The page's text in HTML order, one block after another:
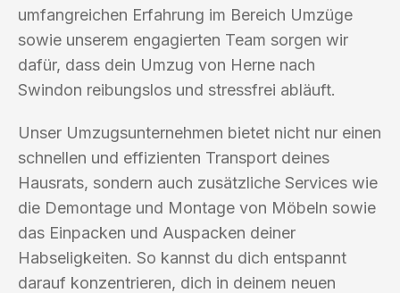
umfangreichen Erfahrung im Bereich Umzüge
sowie unserem engagierten Team sorgen wir
dafür, dass dein Umzug von Herne nach
Swindon reibungslos und stressfrei abläuft.
Unser Umzugsunternehmen bietet nicht nur einen
schnellen und effizienten Transport deines
Hausrats, sondern auch zusätzliche Services wie
die Demontage und Montage von Möbeln sowie
das Einpacken und Auspacken deiner
Habseligkeiten. So kannst du dich entspannt
darauf konzentrieren, dich in deinem neuen